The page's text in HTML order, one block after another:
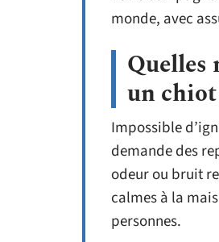
monde, avec
Quelles
un
Impossible
demande des
odeur ou bruit
calmes à la
personnes.